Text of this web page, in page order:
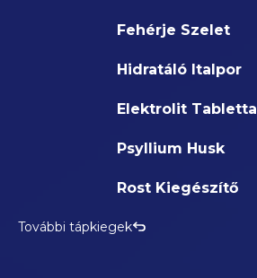
Fehérje Szelet
Hidratáló Italpor
Elektrolit Tabletta
Psyllium Husk
Rost Kiegészítő
További tápkiegek